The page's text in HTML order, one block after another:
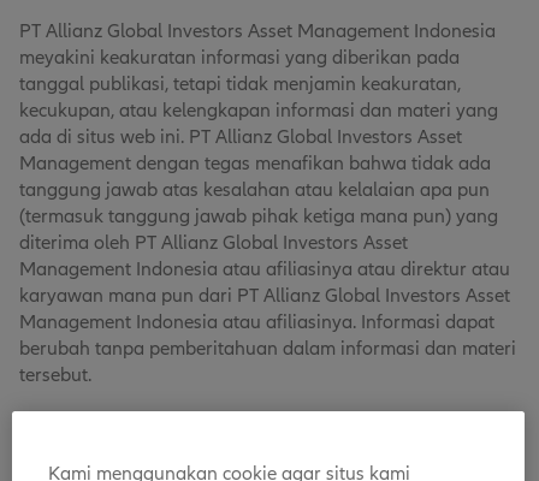
PT Allianz Global Investors Asset Management Indonesia
meyakini keakuratan informasi yang diberikan pada
tanggal publikasi, tetapi tidak menjamin keakuratan,
kecukupan, atau kelengkapan informasi dan materi yang
ada di situs web ini. PT Allianz Global Investors Asset
Management dengan tegas menafikan bahwa tidak ada
tanggung jawab atas kesalahan atau kelalaian apa pun
(termasuk tanggung jawab pihak ketiga mana pun) yang
diterima oleh PT Allianz Global Investors Asset
Management Indonesia atau afiliasinya atau direktur atau
karyawan mana pun dari PT Allianz Global Investors Asset
Management Indonesia atau afiliasinya. Informasi dapat
berubah tanpa pemberitahuan dalam informasi dan materi
tersebut.
Sudirman Kav. 29-31, Jakarta Selatan 12920, Indonesia.
Kami menggunakan cookie agar situs kami